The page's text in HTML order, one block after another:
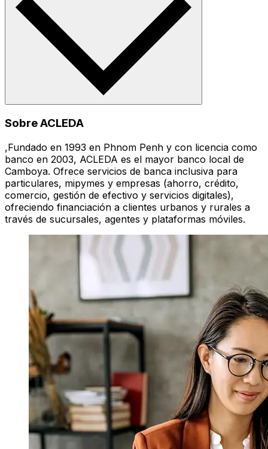
Sobre ACLEDA
,Fundado en 1993 en Phnom Penh y con licencia como
banco en 2003, ACLEDA es el mayor banco local de
Camboya. Ofrece servicios de banca inclusiva para
particulares, mipymes y empresas (ahorro, crédito,
comercio, gestión de efectivo y servicios digitales),
ofreciendo financiación a clientes urbanos y rurales a
través de sucursales, agentes y plataformas móviles.